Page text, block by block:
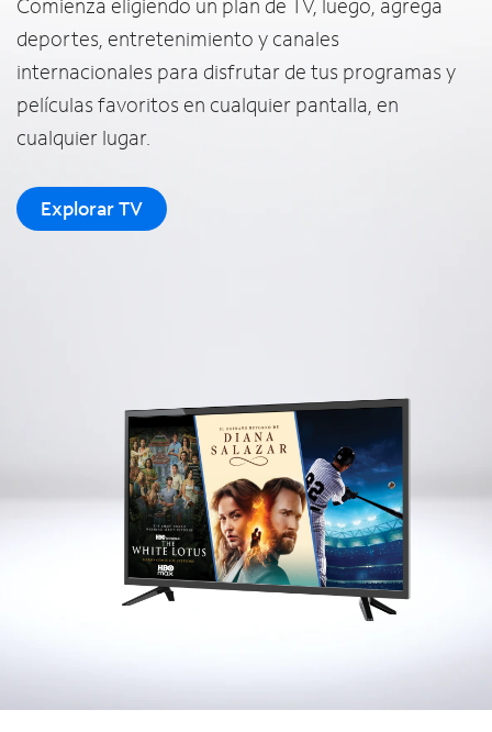
deportes, entretenimiento y canales
internacionales para disfrutar de tus programas y
películas favoritos en cualquier pantalla, en
cualquier lugar.
Explorar TV